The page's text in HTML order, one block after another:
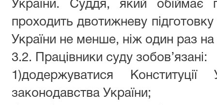
України. Суддя, який обіймає
проходить двотижневу
України не менше, ніж один раз
3.2. П рацівники суду зобов’язані:
1 )додержуватися Конституції
законодавства України;